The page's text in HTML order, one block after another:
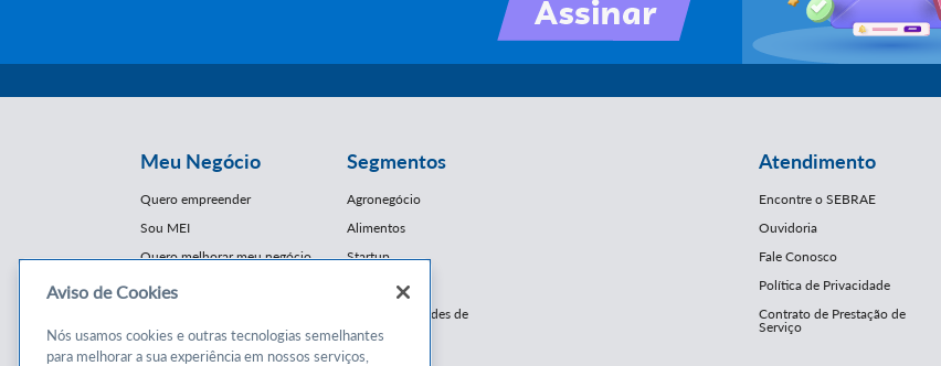
Meu Negócio
Quero empreender
Sou MEI
Quero melhorar meu negócio
Conteúdos
Segmentos
Agronegócio
Alimentos
Startup
E-Commerce
Franquias / Redes de
Cooperação
Moda
Atendimento
Encontre o SEBRAE
Ouvidoria
Fale Conosco
Política de Privacidade
Contrato de Prestação de
Serviço
Aviso de Cookies
Nós usamos cookies e outras tecnologias semelhantes
para melhorar a sua experiência em nossos serviços,